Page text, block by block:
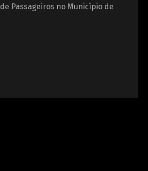
Passageiros no Município de